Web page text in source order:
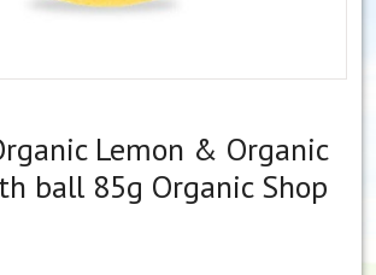
Lemon & Organic
ball 85g Organic Shop